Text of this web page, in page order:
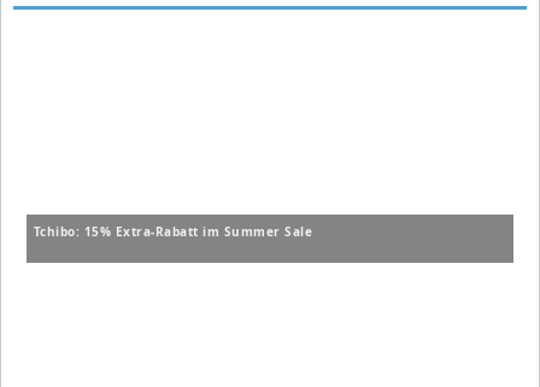
Tchibo: 15% Extra-Rabatt im Summer Sale